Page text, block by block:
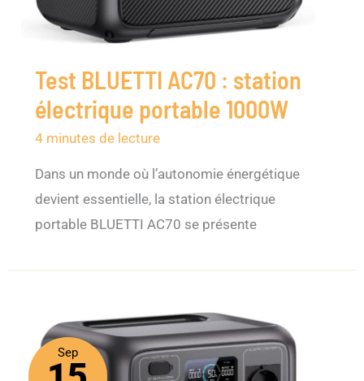
Test BLUETTI AC70 : station
électrique portable 1000W
4 minutes de lecture
Dans un monde où l’autonomie énergétique
devient essentielle, la station électrique
portable BLUETTI AC70 se présente
Sep